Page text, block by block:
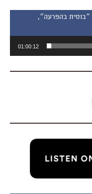
״בוסית בהפרעה״,
01:00:12